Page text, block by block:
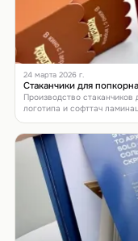
24 марта 2026 г.
Стаканчики для
Производство
логотипа и софттач